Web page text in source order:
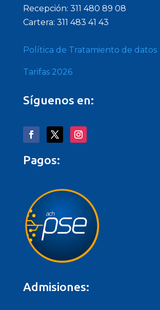
Recepción: 311 480 89 08
Cartera: 311 483 41 43
Política de Tratamiento de datos
Tarifas 2026
Síguenos en:
Pagos:
Admisiones: